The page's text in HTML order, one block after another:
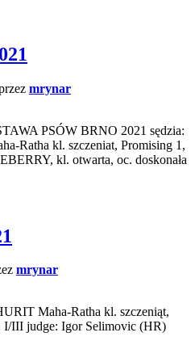
mrynar
PSÓW BRNO 2021 sędzia:
Ratha kl. szczeniat, Promising 1,
kl. otwarta, oc. doskonała
mrynar
Maha-Ratha kl. szczeniąt,
I/III judge: Igor Selimovic (HR)